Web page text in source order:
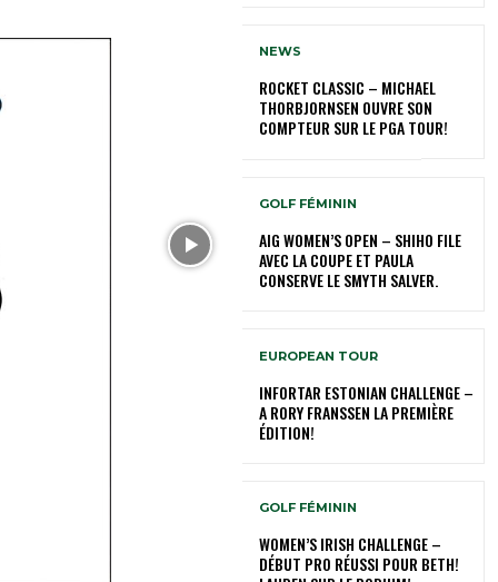
NEWS
ROCKET CLASSIC – MICHAEL
THORBJORNSEN OUVRE SON
COMPTEUR SUR LE PGA TOUR!
GOLF FÉMININ
AIG WOMEN’S OPEN – SHIHO FILE
AVEC LA COUPE ET PAULA
CONSERVE LE SMYTH SALVER.
EUROPEAN TOUR
INFORTAR ESTONIAN CHALLENGE –
A RORY FRANSSEN LA PREMIÈRE
ÉDITION!
GOLF FÉMININ
WOMEN’S IRISH CHALLENGE –
DÉBUT PRO RÉUSSI POUR BETH!